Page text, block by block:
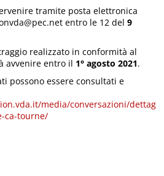
tramite posta elettronica
entro le 12 del9
realizzato in conformità al
avvenire entro il 1° agosto 2021.
possono essere consultati e
media/conversazioni/dettag
ca-tourne/